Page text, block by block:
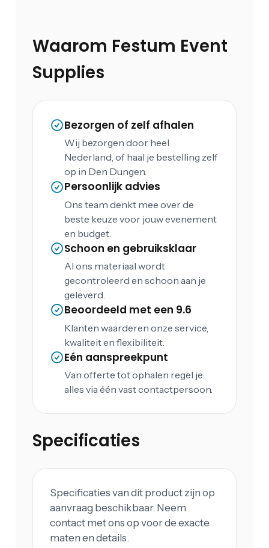
Waarom Festum Event
Supplies
Bezorgen of zelf afhalen
Wij bezorgen door heel
Nederland, of haal je bestelling zelf
op in Den Dungen.
Persoonlijk advies
Ons team denkt mee over de
beste keuze voor jouw evenement
en budget.
Schoon en gebruiksklaar
Al ons materiaal wordt
gecontroleerd en schoon aan je
geleverd.
Beoordeeld met een 9.6
Klanten waarderen onze service,
kwaliteit en flexibiliteit.
Eén aanspreekpunt
Van offerte tot ophalen regel je
alles via één vast contactpersoon.
Specificaties
Specificaties van dit product zijn op
aanvraag beschikbaar. Neem
contact met ons op voor de exacte
maten en details.